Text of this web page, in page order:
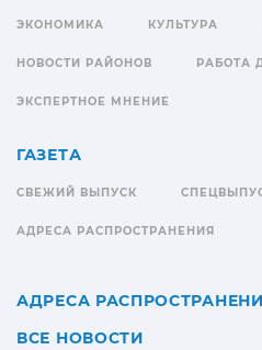
ЭКОНОМИКА КУЛЬТУРА
НОВОСТИ РАЙОНОВ РАБОТА
ЭКСПЕРТНОЕ МНЕНИЕ
ГАЗЕТА
СВЕЖИЙ ВЫПУСК
АДРЕСА РАСПРОСТРАНЕНИЯ
АДРЕСА
ВСЕ НОВОСТИ